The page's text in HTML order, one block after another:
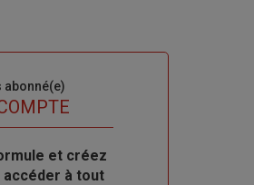
abonné(e)
et créez
à tout